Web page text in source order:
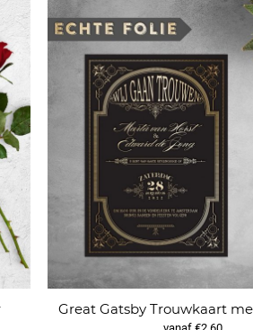
Great Gatsby Trouwkaart